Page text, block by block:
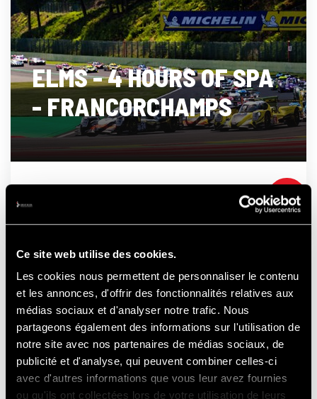
Ce site web utilise des cookies.
Les cookies nous permettent de personnaliser le contenu
et les annonces, d'offrir des fonctionnalités relatives aux
médias sociaux et d'analyser notre trafic. Nous
partageons également des informations sur l'utilisation de
notre site avec nos partenaires de médias sociaux, de
publicité et d'analyse, qui peuvent combiner celles-ci
avec d'autres informations que vous leur avez fournies
ou qu'ils ont collectées lors de votre utilisation de leurs
ELMS - 4 HOURS OF SPA
- FRANCORCHAMPS
21-22-23
EBENFALLS ZU
ENTDECKEN...